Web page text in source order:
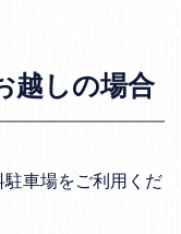
越しの場合
車場をご利用くだ